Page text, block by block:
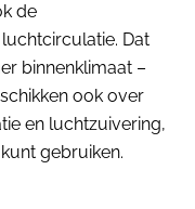
de
Dat
binnenklimaat –
ook over
en luchtzuivering,
gebruiken.